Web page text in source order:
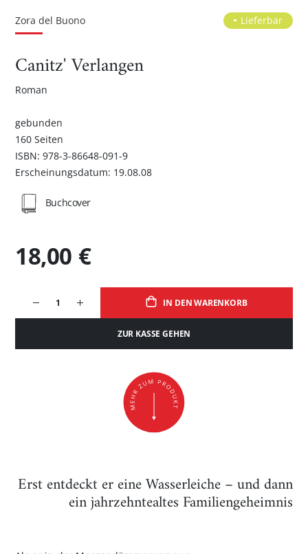
Bildgalerie
Zora del Buono Lieferbar
Canitz' Verlangen
Roman
gebunden
160 Seiten
ISBN: 978-3-86648-091-9
Erscheinungsdatum: 19.08.08
IN DEN WARENKORB
ZUR KASSE GEHEN
18,00 €
Buchcover
Erst entdeckt er eine Wasserleiche – und dann
ein jahrzehntealtes Familiengeheimnis